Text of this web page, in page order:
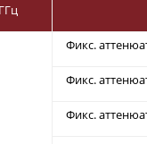
ГГц
Фикс.
Фикс.
Фикс.